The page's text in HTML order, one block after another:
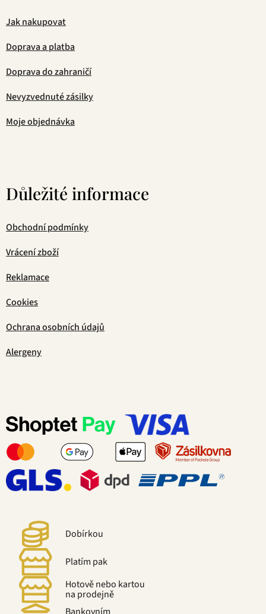
Jak nakupovat
Doprava a platba
Doprava do zahraničí
Nevyzvednuté zásilky
Moje objednávka
Důležité informace
Obchodní podmínky
Vrácení zboží
Reklamace
Cookies
Ochrana osobních údajů
Alergeny
Dobírkou
Platím pak
Hotově nebo kartou
na prodejně